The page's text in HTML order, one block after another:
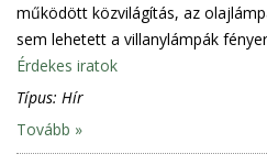
működött közvilágítás, az
sem lehetett a villanylámpák
Érdekes iratok
Típus: Hír
Tovább »